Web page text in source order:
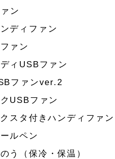
ン
ディファン
ァン
ィUSBファン
ファンver.2
USBファン
スタ付きハンディファン
ルペン
う（保冷・保温）